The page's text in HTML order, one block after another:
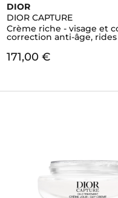
DIOR
DIOR CAPTURE
Crème riche - visage et
correction anti-âge,
171,00 €